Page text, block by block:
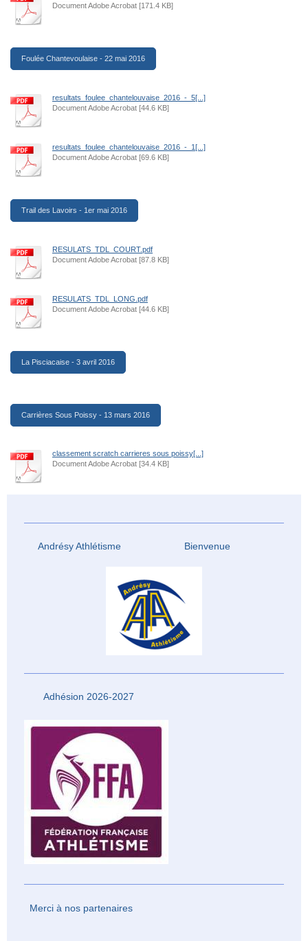
Document Adobe Acrobat [171.4 KB]
Foulée Chantevoulaise - 22 mai 2016
resultats_foulee_chantelouvaise_2016_-_5[...]
Document Adobe Acrobat [44.6 KB]
resultats_foulee_chantelouvaise_2016_-_1[...]
Document Adobe Acrobat [69.6 KB]
Trail des Lavoirs - 1er mai 2016
RESULATS_TDL_COURT.pdf
Document Adobe Acrobat [87.8 KB]
RESULATS_TDL_LONG.pdf
Document Adobe Acrobat [44.6 KB]
La Pisciacaise - 3 avril 2016
Carrières Sous Poissy - 13 mars 2016
classement scratch carrieres sous poissy[...]
Document Adobe Acrobat [34.4 KB]
Andrésy Athlétisme Bienvenue
Adhésion 2026-2027
Merci à nos partenaires